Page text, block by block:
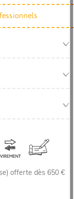
offerte dès 650 €